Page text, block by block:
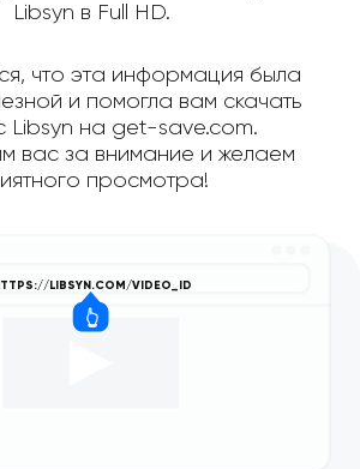
Libsyn в Full HD.
что эта информация была
и помогла вам скачать
Libsyn на get-save.com.
вас за внимание и желаем
просмотра!